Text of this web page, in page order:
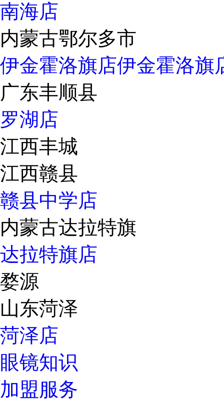
南海店
内蒙古鄂尔多市
伊金霍洛旗店伊金霍洛旗
广东丰顺县
罗湖店
江西丰城
江西赣县
赣县中学店
内蒙古达拉特旗
达拉特旗店
婺源
山东菏泽
菏泽店
眼镜知识
加盟服务